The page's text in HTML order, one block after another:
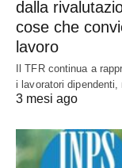
dalla
cose che
lavoro
Il TFR continua a
i lavoratori
3 mesi ago